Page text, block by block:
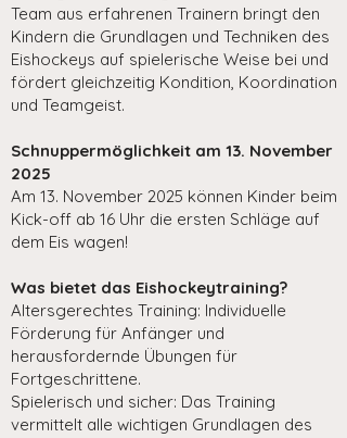
Team aus erfahrenen Trainern bringt den
Kindern die Grundlagen und Techniken des
Eishockeys auf spielerische Weise bei und
fördert gleichzeitig Kondition, Koordination
und Teamgeist.
Schnuppermöglichkeit am 13. November
2025
Am 13. November 2025 können Kinder beim
Kick-off ab 16 Uhr die ersten Schläge auf
dem Eis wagen!
Was bietet das Eishockeytraining?
Altersgerechtes Training: Individuelle
Förderung für Anfänger und
herausfordernde Übungen für
Fortgeschrittene.
Spielerisch und sicher: Das Training
vermittelt alle wichtigen Grundlagen des